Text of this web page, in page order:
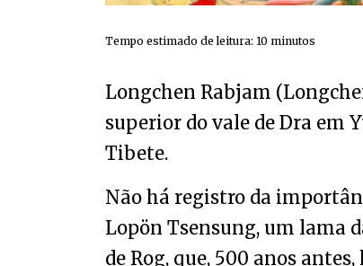
Tempo estimado de leitura: 10 minutos
Longchen Rabjam
superior do vale de Dra em
Tibete.
Não há registro da
Lopön Tsensung, um lama
de Rog, que, 500 anos